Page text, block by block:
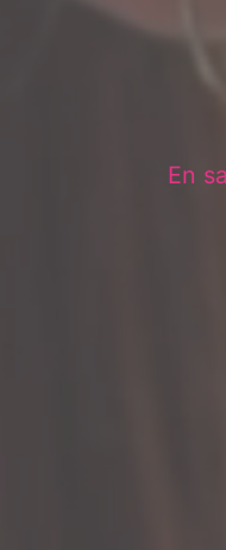
En